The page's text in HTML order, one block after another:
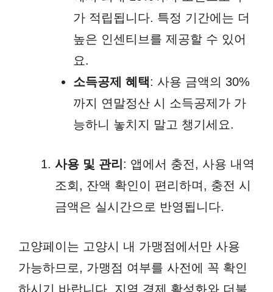
가 적립됩니다. 특정 기간에는 더
높은 인센티브를 제공할 수 있어
요.
소득공제 혜택: 사용 금액의 30%
까지 연말정산 시 소득공제가 가
능하니 놓치지 말고 챙기세요.
사용 및 관리: 앱에서 충전, 사용 내역
조회, 잔액 확인이 편리하며, 충전 시
금액은 실시간으로 반영됩니다.
고양페이는 고양시 내 가맹점에서만 사용
가능하므로, 가맹점 여부를 사전에 꼭 확인
하시기 바랍니다. 지역 경제 활성화와 더불